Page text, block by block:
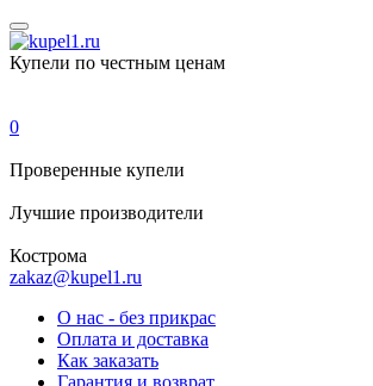
Купели по честным ценам
0
Проверенные купели
Лучшие производители
Кострома
zakaz@kupel1.ru
О нас - без прикрас
Оплата и доставка
Как заказать
Гарантия и возврат